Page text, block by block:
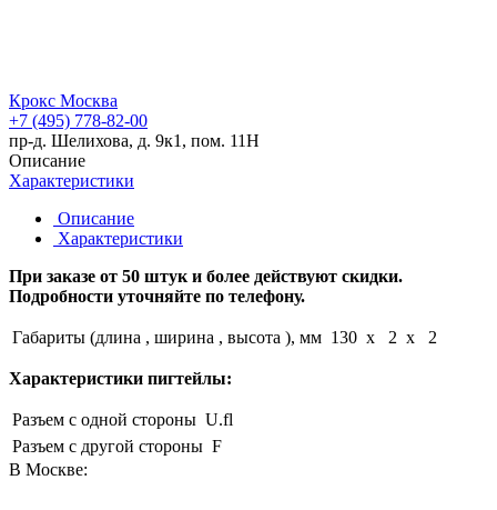
Крокс Москва
+7 (495) 778-82-00
пр-д. Шелихова, д. 9к1, пом. 11Н
Описание
Характеристики
Описание
Характеристики
При заказе от 50 штук и более действуют скидки.
Подробности уточняйте по телефону.
Габариты (длина , ширина , высота ), мм 130 x 2 x 2
Характеристики пигтейлы:
Разъем с одной стороны U.fl
Разъем с другой стороны F
В Москве: